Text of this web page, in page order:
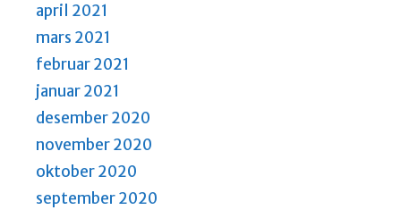
april 2021
mars 2021
februar 2021
januar 2021
desember 2020
november 2020
oktober 2020
september 2020